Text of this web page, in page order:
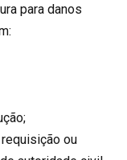
para danos
ou